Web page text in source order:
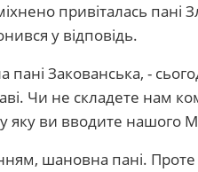
привіталась пані
у відповідь.
Закованська, -
Чи не складете нам
яку ви вводите нашого
шановна пані. Проте